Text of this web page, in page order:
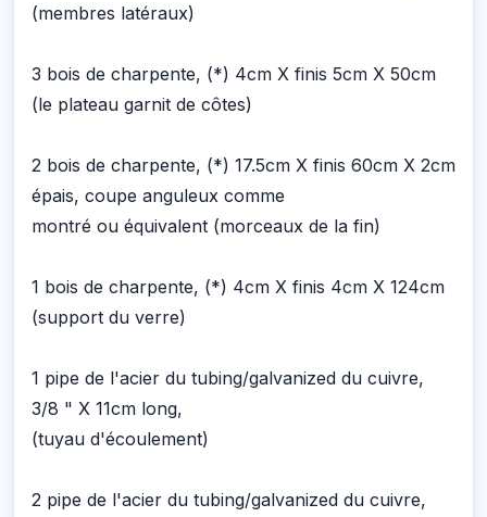
(membres latéraux)
3 bois de charpente, (*) 4cm X finis 5cm X 50cm
(le plateau garnit de côtes)
2 bois de charpente, (*) 17.5cm X finis 60cm X 2cm
épais, coupe anguleux comme
montré ou équivalent (morceaux de la fin)
1 bois de charpente, (*) 4cm X finis 4cm X 124cm
(support du verre)
1 pipe de l'acier du tubing/galvanized du cuivre,
3/8 " X 11cm long,
(tuyau d'écoulement)
2 pipe de l'acier du tubing/galvanized du cuivre,